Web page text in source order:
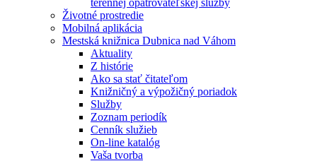
terénnej opatrovateľskej služby
Životné prostredie
Mobilná aplikácia
Mestská knižnica Dubnica nad Váhom
Aktuality
Z histórie
Ako sa stať čitateľom
Knižničný a výpožičný poriadok
Služby
Zoznam periodík
Cenník služieb
On-line katalóg
Vaša tvorba